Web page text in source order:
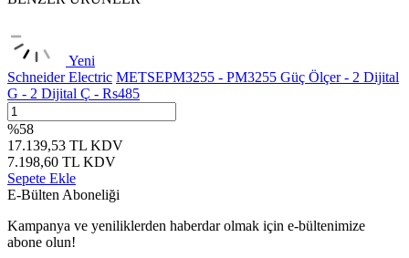
Yeni
Schneider Electric METSEPM3255 - PM3255 Güç Ölçer - 2 Dijital
G - 2 Dijital Ç - Rs485
%58
17.139,53 TL KDV
7.198,60 TL KDV
Sepete Ekle
E-Bülten Aboneliği
Kampanya ve yeniliklerden haberdar olmak için e-bültenimize
abone olun!